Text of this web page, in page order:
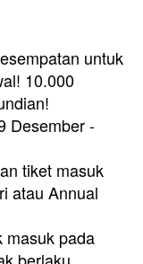
untuk
10.000
Desember -
tiket masuk
atau Annual
masuk pada